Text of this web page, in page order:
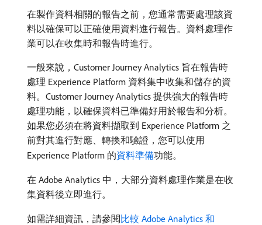
在製作資料相關的報告之前，您通常需要處理該資
料以確保可以正確使用資料進行報告。資料處理作
業可以在收集時和報告時進行。
一般來說，Customer Journey Analytics 旨在報告時
處理 Experience Platform 資料集中收集和儲存的資
料。Customer Journey Analytics 提供強大的報告時
處理功能，以確保資料已準備好用於報告和分析。
如果您必須在將資料擷取到 Experience Platform 之
前對其進行對應、轉換和驗證，您可以使用
Experience Platform 的資料準備功能。
在 Adobe Analytics 中，大部分資料處理作業是在收
集資料後立即進行。
如需詳細資訊，請參閱比較 Adobe Analytics 和